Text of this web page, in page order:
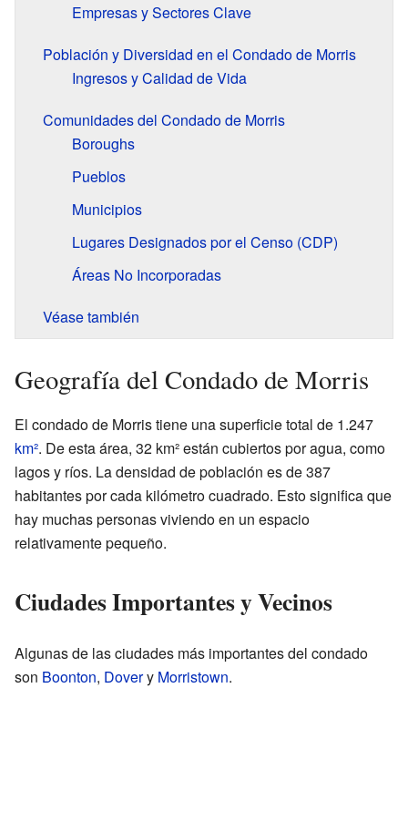
Empresas y Sectores Clave
Población y Diversidad en el Condado de Morris
Ingresos y Calidad de Vida
Comunidades del Condado de Morris
Boroughs
Pueblos
Municipios
Lugares Designados por el Censo (CDP)
Áreas No Incorporadas
Véase también
Geografía del Condado de Morris
El condado de Morris tiene una superficie total de 1.247
km². De esta área, 32 km² están cubiertos por agua, como
lagos y ríos. La densidad de población es de 387
habitantes por cada kilómetro cuadrado. Esto significa que
hay muchas personas viviendo en un espacio
relativamente pequeño.
Ciudades Importantes y Vecinos
Algunas de las ciudades más importantes del condado
son Boonton, Dovery Morristown.